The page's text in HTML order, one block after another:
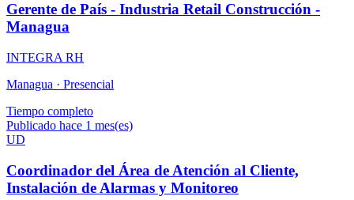
Gerente de País - Industria Retail Construcción -
Managua
INTEGRA RH
Managua · Presencial
Tiempo completo
Publicado hace 1 mes(es)
UD
Coordinador del Área de Atención al Cliente,
Instalación de Alarmas y Monitoreo